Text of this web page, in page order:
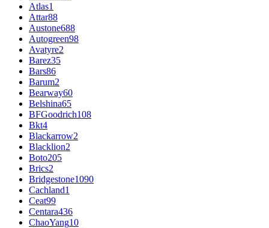
Atlas1
Attar88
Austone688
Autogreen98
Avatyre2
Barez35
Bars86
Barum2
Bearway60
Belshina65
BFGoodrich108
Bkt4
Blackarrow2
Blacklion2
Boto205
Brics2
Bridgestone1090
Cachland1
Ceat99
Centara436
ChaoYang10